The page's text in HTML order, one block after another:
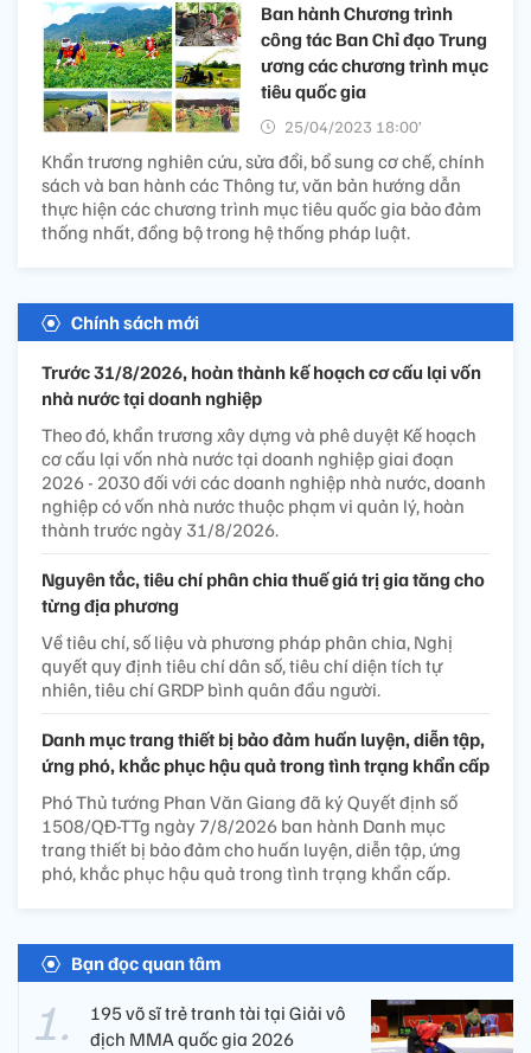
Ban hành Chương trình
công tác Ban Chỉ đạo Trung
ương các chương trình mục
tiêu quốc gia
25/04/2023 18:00’
Khẩn trương nghiên cứu, sửa đổi, bổ sung cơ chế, chính
sách và ban hành các Thông tư, văn bản hướng dẫn
thực hiện các chương trình mục tiêu quốc gia bảo đảm
thống nhất, đồng bộ trong hệ thống pháp luật.
Chính sách mới
Trước 31/8/2026, hoàn thành kế hoạch cơ cấu lại vốn
nhà nước tại doanh nghiệp
Theo đó, khẩn trương xây dựng và phê duyệt Kế hoạch
cơ cấu lại vốn nhà nước tại doanh nghiệp giai đoạn
2026 - 2030 đối với các doanh nghiệp nhà nước, doanh
nghiệp có vốn nhà nước thuộc phạm vi quản lý, hoàn
thành trước ngày 31/8/2026.
Nguyên tắc, tiêu chí phân chia thuế giá trị gia tăng cho
từng địa phương
Về tiêu chí, số liệu và phương pháp phân chia, Nghị
quyết quy định tiêu chí dân số, tiêu chí diện tích tự
nhiên, tiêu chí GRDP bình quân đầu người.
Danh mục trang thiết bị bảo đảm huấn luyện, diễn tập,
ứng phó, khắc phục hậu quả trong tình trạng khẩn cấp
Phó Thủ tướng Phan Văn Giang đã ký Quyết định số
1508/QĐ-TTg ngày 7/8/2026 ban hành Danh mục
trang thiết bị bảo đảm cho huấn luyện, diễn tập, ứng
phó, khắc phục hậu quả trong tình trạng khẩn cấp.
Bạn đọc quan tâm
195 võ sĩ trẻ tranh tài tại Giải vô
địch MMA quốc gia 2026